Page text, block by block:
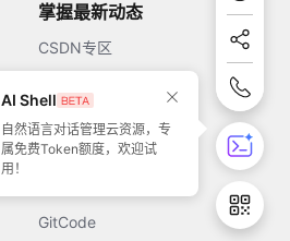
掌握最新动态
CSDN专区
51CTO
GitCode
AI Shell
自然语言对话管理云资源，专
属免费Token额度，欢迎试
用！